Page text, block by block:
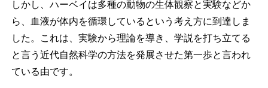
しかし、ハーベイは多種の動物の生体観察と実験などか
ら、血液が体内を循環しているという考え方に到達しま
した。これは、実験から理論を導き、学説を打ち立てる
と言う近代自然科学の方法を発展させた第一歩と言われ
ている由です。